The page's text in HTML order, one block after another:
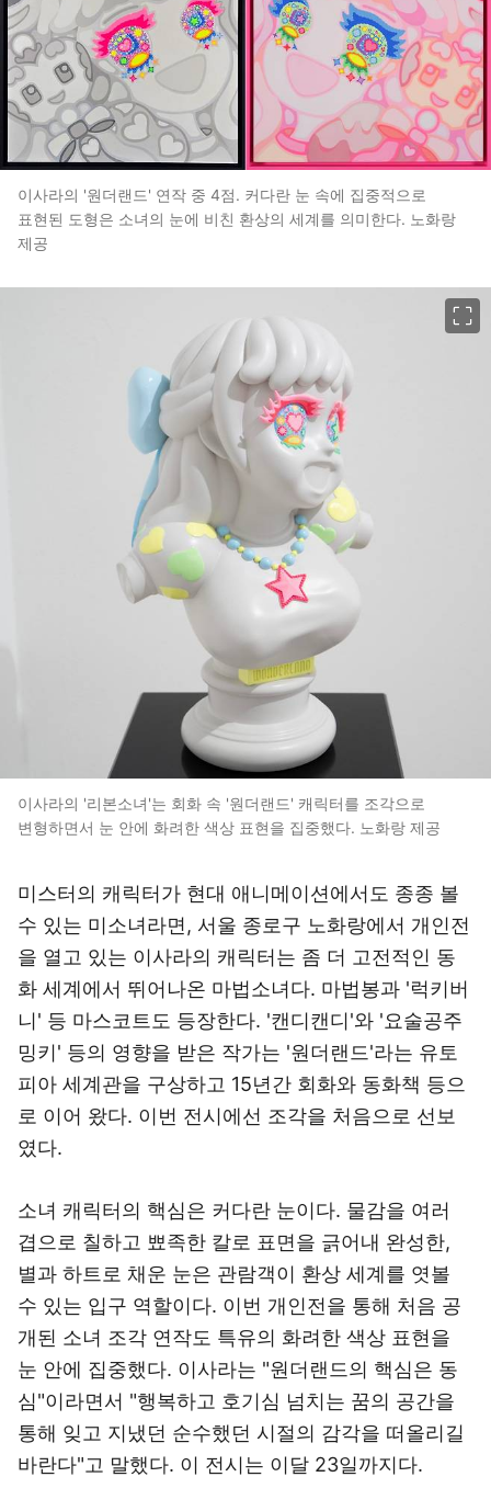
이사라의 '원더랜드' 연작 중 4점. 커다란 눈 속에 집중적으로
표현된 도형은 소녀의 눈에 비친 환상의 세계를 의미한다. 노화랑
제공
이사라의 '리본소녀'는 회화 속 '원더랜드' 캐릭터를 조각으로
변형하면서 눈 안에 화려한 색상 표현을 집중했다. 노화랑 제공
미스터의 캐릭터가 현대 애니메이션에서도 종종 볼
수 있는 미소녀라면, 서울 종로구 노화랑에서 개인전
을 열고 있는 이사라의 캐릭터는 좀 더 고전적인 동
화 세계에서 뛰어나온 마법소녀다. 마법봉과 '럭키버
니' 등 마스코트도 등장한다. '캔디캔디'와 '요술공주
밍키' 등의 영향을 받은 작가는 '원더랜드'라는 유토
피아 세계관을 구상하고 15년간 회화와 동화책 등으
로 이어 왔다. 이번 전시에선 조각을 처음으로 선보
였다.
소녀 캐릭터의 핵심은 커다란 눈이다. 물감을 여러
겹으로 칠하고 뾰족한 칼로 표면을 긁어내 완성한,
별과 하트로 채운 눈은 관람객이 환상 세계를 엿볼
수 있는 입구 역할이다. 이번 개인전을 통해 처음 공
개된 소녀 조각 연작도 특유의 화려한 색상 표현을
눈 안에 집중했다. 이사라는 "원더랜드의 핵심은 동
심"이라면서 "행복하고 호기심 넘치는 꿈의 공간을
통해 잊고 지냈던 순수했던 시절의 감각을 떠올리길
바란다"고 말했다. 이 전시는 이달 23일까지다.